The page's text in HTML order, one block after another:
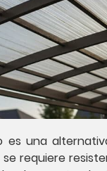
es una
requiere